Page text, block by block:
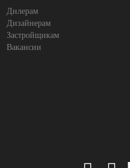
Дилерам
Дизайнерам
Застройщикам
Вакансии